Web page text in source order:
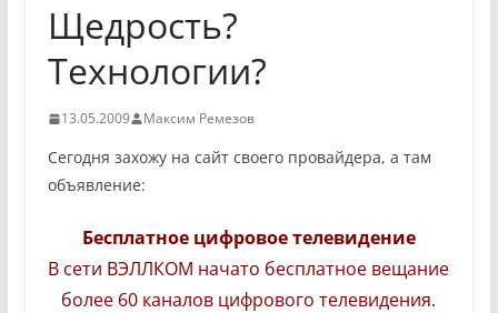
Щедрость?
Технологии?
13.05.2009 Максим Ремезов
Сегодня захожу на сайт своего провайдера, а там
объявление:
Бесплатное цифровое телевидение
В сети ВЭЛЛКОМ начато бесплатное вещание
более 60 каналов цифрового телевидения.